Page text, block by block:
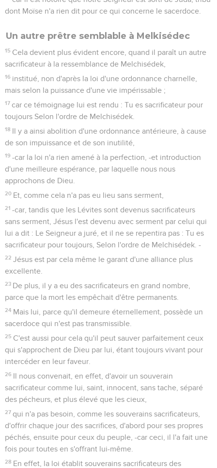
dont Moïse n'a rien dit pour ce qui concerne le sacerdoce.
Un autre prêtre semblable à Melkisédec
15 Cela devient plus évident encore, quand il paraît un autre
sacrificateur à la ressemblance de Melchisédek,
16 institué, non d'après la loi d'une ordonnance charnelle,
mais selon la puissance d'une vie impérissable ;
17 car ce témoignage lui est rendu : Tu es sacrificateur pour
toujours Selon l'ordre de Melchisédek.
18 Il y a ainsi abolition d'une ordonnance antérieure, à cause
de son impuissance et de son inutilité,
19 -car la loi n'a rien amené à la perfection, -et introduction
d'une meilleure espérance, par laquelle nous nous
approchons de Dieu.
20 Et, comme cela n'a pas eu lieu sans serment,
21 -car, tandis que les Lévites sont devenus sacrificateurs
sans serment, Jésus l'est devenu avec serment par celui qui
lui a dit : Le Seigneur a juré, et il ne se repentira pas : Tu es
sacrificateur pour toujours, Selon l'ordre de Melchisédek. -
22 Jésus est par cela même le garant d'une alliance plus
excellente.
23 De plus, il y a eu des sacrificateurs en grand nombre,
parce que la mort les empêchait d'être permanents.
24 Mais lui, parce qu'il demeure éternellement, possède un
sacerdoce qui n'est pas transmissible.
25 C'est aussi pour cela qu'il peut sauver parfaitement ceux
qui s'approchent de Dieu par lui, étant toujours vivant pour
intercéder en leur faveur.
26 Il nous convenait, en effet, d'avoir un souverain
sacrificateur comme lui, saint, innocent, sans tache, séparé
des pécheurs, et plus élevé que les cieux,
27 qui n'a pas besoin, comme les souverains sacrificateurs,
d'offrir chaque jour des sacrifices, d'abord pour ses propres
péchés, ensuite pour ceux du peuple, -car ceci, il l'a fait une
fois pour toutes en s'offrant lui-même.
28 En effet, la loi établit souverains sacrificateurs des